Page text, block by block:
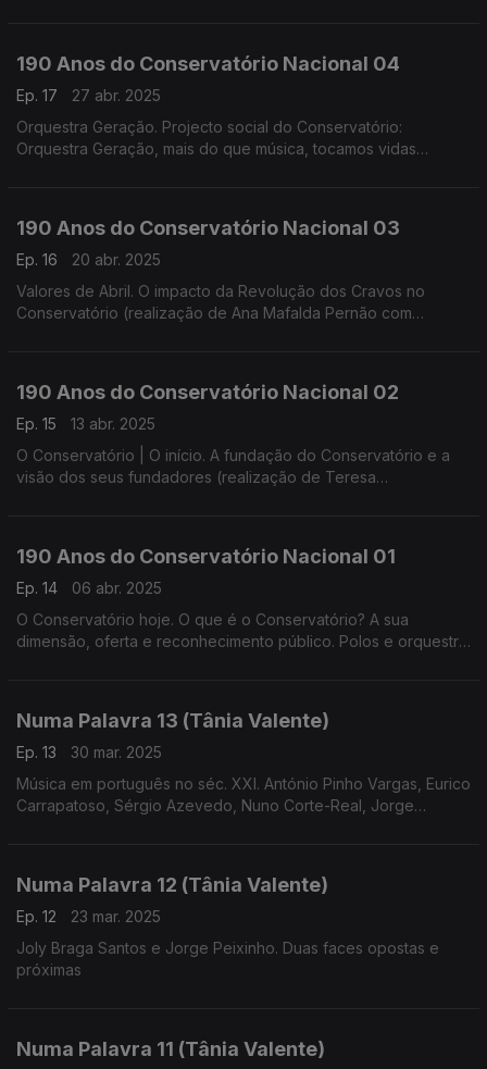
190 Anos do Conservatório Nacional 04
Ep. 17
27 abr. 2025
Orquestra Geração. Projecto social do Conservatório:
Orquestra Geração, mais do que música, tocamos vidas
190 Anos do Conservatório Nacional 03
Ep. 16
20 abr. 2025
Valores de Abril. O impacto da Revolução dos Cravos no
Conservatório (realização de Ana Mafalda Pernão com
190 Anos do Conservatório Nacional 02
Ep. 15
13 abr. 2025
O Conservatório | O início. A fundação do Conservatório e a
visão dos seus fundadores (realização de Teresa
190 Anos do Conservatório Nacional 01
Ep. 14
06 abr. 2025
O Conservatório hoje. O que é o Conservatório? A sua
dimensão, oferta e reconhecimento público. Polos e orquestra
Numa Palavra 13 (Tânia Valente)
Ep. 13
30 mar. 2025
Música em português no séc. XXI. António Pinho Vargas, Eurico
Carrapatoso, Sérgio Azevedo, Nuno Corte-Real, Jorge
Numa Palavra 12 (Tânia Valente)
Ep. 12
23 mar. 2025
Joly Braga Santos e Jorge Peixinho. Duas faces opostas e
próximas
Numa Palavra 11 (Tânia Valente)